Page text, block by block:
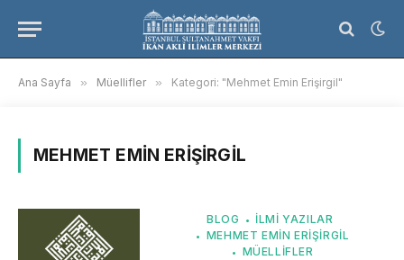
Ana Sayfa » Müellifler » Kategori: "Mehmet Emin Erişirgil"
MEHMET EMIN ERIŞIRGIL
BLOG
İLMI YAZILAR
MEHMET EMIN ERIŞIRGIL
MÜELLIFLER